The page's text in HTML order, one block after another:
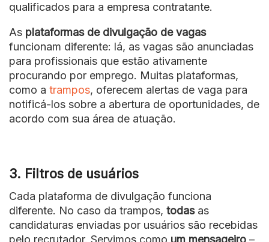
qualificados para a empresa contratante.
As plataformas de divulgação de vagas
funcionam diferente: lá, as vagas são anunciadas
para profissionais que estão ativamente
procurando por emprego. Muitas plataformas,
como a trampos, oferecem alertas de vaga para
notificá-los sobre a abertura de oportunidades, de
acordo com sua área de atuação.
3. Filtros de usuários
Cada plataforma de divulgação funciona
diferente. No caso da trampos, todasas
candidaturas enviadas por usuários são recebidas
pelo recrutador. Servimos como um mensageiro –